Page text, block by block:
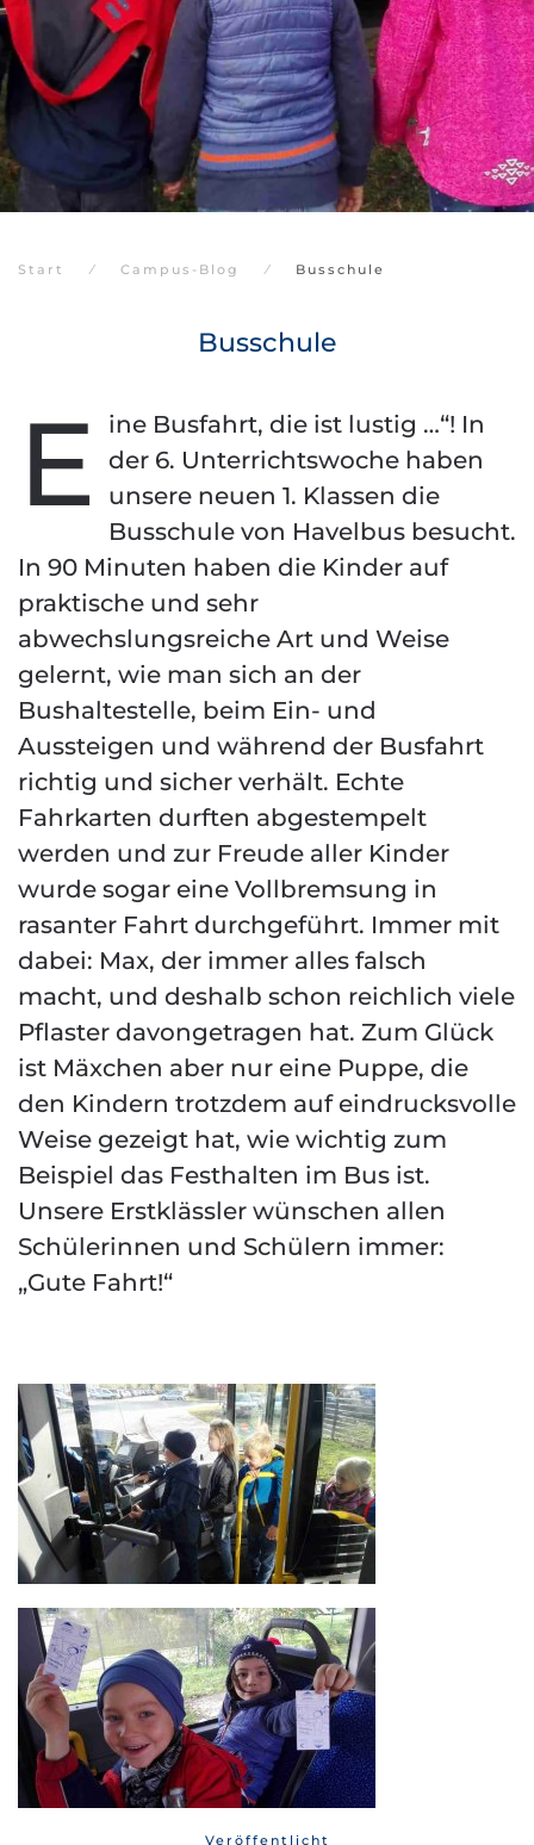
Start Campus-Blog Busschule
Busschule
E
ine Busfahrt, die ist lustig …“! In
der 6. Unterrichtswoche haben
unsere neuen 1. Klassen die
Busschule von Havelbus besucht.
In 90 Minuten haben die Kinder auf
praktische und sehr
abwechslungsreiche Art und Weise
gelernt, wie man sich an der
Bushaltestelle, beim Ein- und
Aussteigen und während der Busfahrt
richtig und sicher verhält. Echte
Fahrkarten durften abgestempelt
werden und zur Freude aller Kinder
wurde sogar eine Vollbremsung in
rasanter Fahrt durchgeführt. Immer mit
dabei: Max, der immer alles falsch
macht, und deshalb schon reichlich viele
Pflaster davongetragen hat. Zum Glück
ist Mäxchen aber nur eine Puppe, die
den Kindern trotzdem auf eindrucksvolle
Weise gezeigt hat, wie wichtig zum
Beispiel das Festhalten im Bus ist.
Unsere Erstklässler wünschen allen
Schülerinnen und Schülern immer:
„Gute Fahrt!“
Veröffentlicht